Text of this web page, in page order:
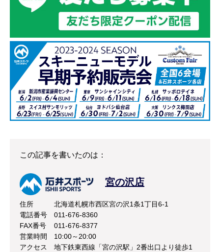
この記事を書いたのは：
宮の沢店
住所
北海道札幌市西区宮の沢1条1丁目6-1
電話番号
011-676-8360
FAX番号
011-676-8377
営業時間
10:00～20:00
アクセス
地下鉄東西線「宮の沢駅」2番出口より徒歩1